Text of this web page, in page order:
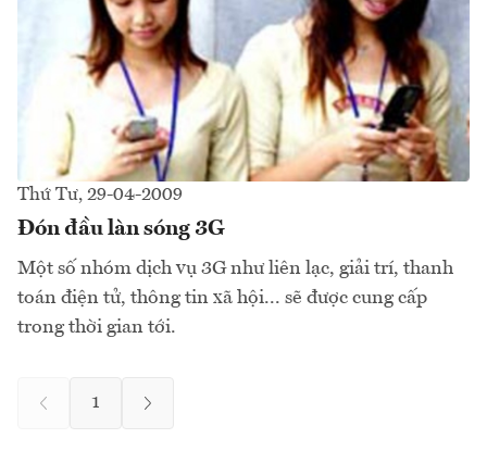
Thứ Tư, 29-04-2009
Đón đầu làn sóng 3G
Một số nhóm dịch vụ 3G như liên lạc, giải trí, thanh
toán điện tử, thông tin xã hội... sẽ được cung cấp
trong thời gian tới.
1